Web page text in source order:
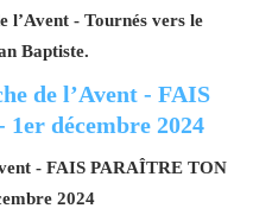
l’Avent - Tournés vers le
Baptiste.
- FAIS PARAÎTRE TON
2024